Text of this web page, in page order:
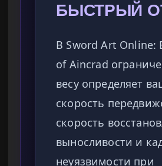
БЫСТРЫЙ
В Sword Art Online:
of Aincrad
весу определяет
скорость
скорость
выносливости и
неуязвимости при